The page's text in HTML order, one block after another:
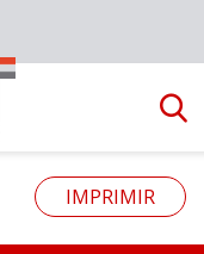
IMPRIMIR